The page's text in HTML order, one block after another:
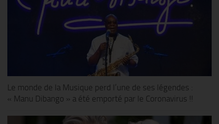
Le monde de la Musique perd l’une de ses légendes :
« Manu Dibango » a été emporté par le Coronavirus !!